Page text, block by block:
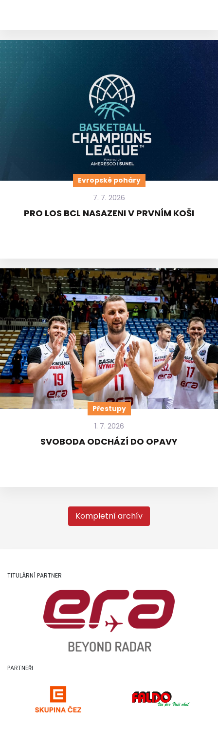
Evropské poháry
7. 7. 2026
PRO LOS BCL NASAZENI V PRVNÍM KOŠI
Přestupy
1. 7. 2026
SVOBODA ODCHÁZÍ DO OPAVY
Kompletní archív
TITULÁRNÍ PARTNER
PARTNEŘI